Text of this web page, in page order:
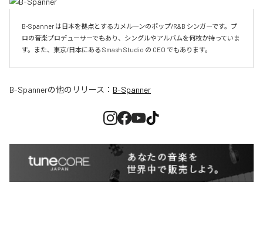
B-Spanner は日本を拠点とするカメルーンのポップ/R&B シンガーです。プ
ロの音楽プロデューサーでもあり、シングルやアルバムを何枚か持っていま
す。また、東京/日本にある Smash Studio の CEO でもあります。
B-Spannerの他のリリース： B-Spanner